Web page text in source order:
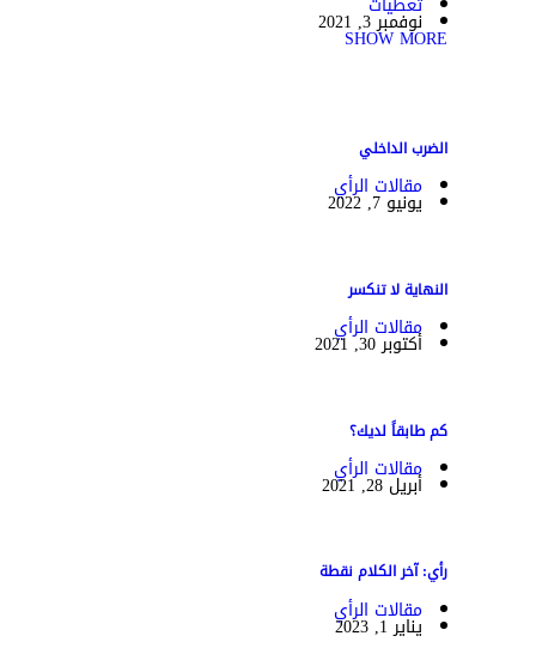
نوفمبر 3, 2021
SHOW MORE
الضرب الداخلي
مقالات الرأي
يونيو 7, 2022
النهاية لا تنكسر
مقالات الرأي
أكتوبر 30, 2021
كم طابقاً لديك؟
مقالات الرأي
أبريل 28, 2021
رأي: آخر الكلام نقطة
مقالات الرأي
يناير 1, 2023